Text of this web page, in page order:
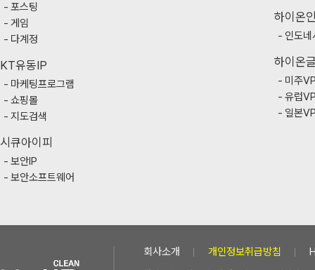
포스팅
게임
다계정
KT유동IP
마케팅프로그램
쇼핑몰
지도검색
시큐아이피
보안IP
보안소프트웨어
하이온
인도
하이온
미주
유럽
일본
회사소개 개인정보취급방침